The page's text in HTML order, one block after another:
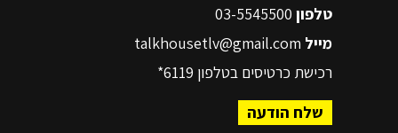
טלפון
מייל talkhousetlv@gmail.com
רכישת כרטיסים בטלפון 6119*
שלח הודעה